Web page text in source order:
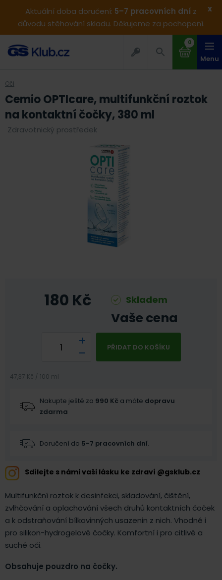
Aktuální doba doručení: 5–7 pracovních dní z
důvodu stěhování skladu. Děkujeme za pochopení.
x
0
Menu
Oči
Cemio OPTIcare, multifunkční roztok
na kontaktní čočky, 380 ml
Zdravotnický prostředek
180 Kč Skladem
Vaše cena
PŘIDAT DO KOŠÍKU
47,37 Kč / 100 ml
Nakupte ještě za 990 Kč a máte dopravu
zdarma
Doručení do 5-7 pracovních dní.
Sdílejte s námi vaši lásku ke zdraví @gsklub.cz
Multifunkční roztok k desinfekci, skladování, čištění,
zvlhčování a oplachování všech druhů kontaktních čoček
a k odstraňování bílkovinných usazenin z nich. Vhodné i
pro silikon-hydrogelové čočky. Komfortní i pro citlivé a
suché oči.
Obsahuje pouzdro na čočky.